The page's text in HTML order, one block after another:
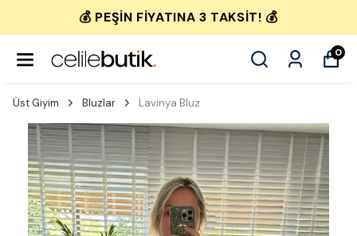
💰 PEŞIN FIYATINA 3 TAKSIT! 💰
0
Üst Giyim Bluzlar Lavinya Bluz